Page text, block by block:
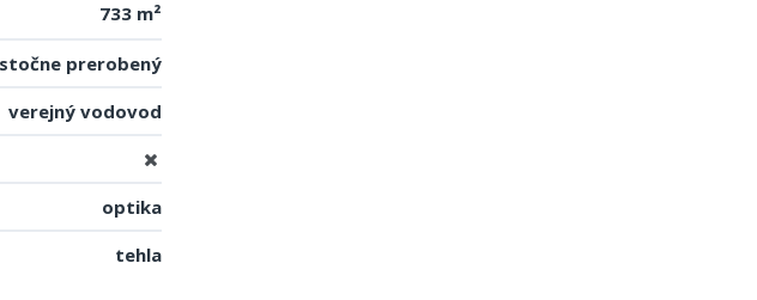
733 m²
prerobený
verejný vodovod
optika
tehla